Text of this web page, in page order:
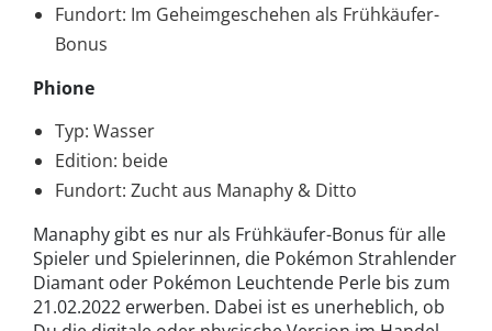
Fundort: Im Geheimgeschehen als Frühkäufer-
Bonus
Phione
Typ: Wasser
Edition: beide
Fundort: Zucht aus Manaphy & Ditto
Manaphy gibt es nur als Frühkäufer-Bonus für alle
Spieler und Spielerinnen, die Pokémon Strahlender
Diamant oder Pokémon Leuchtende Perle bis zum
21.02.2022 erwerben. Dabei ist es unerheblich, ob